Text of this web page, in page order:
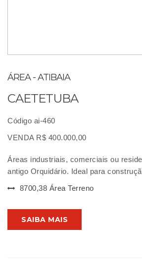
ÁREA - ATIBAIA
CAETETUBA
Código ai-460
VENDA R$ 400.000,00
Áreas industriais, comerciais ou
antigo Orquidário. Ideal para
8700,38 Área Terreno
SAIBA MAIS